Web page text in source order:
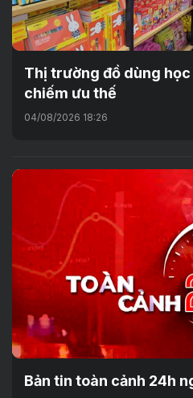
Thị trường đồ dùng
chiếm ưu thế
04/08/2026 18:26
Bản tin toàn cảnh 24h